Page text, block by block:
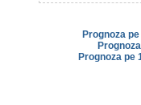
Prognoza
Prognoza pe